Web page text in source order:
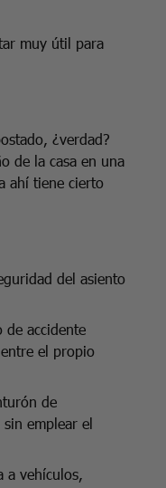
muy útil para
¿verdad?
de la casa en una
ahí tiene cierto
del asiento
de accidente
el propio
de
emplear el
a vehículos,